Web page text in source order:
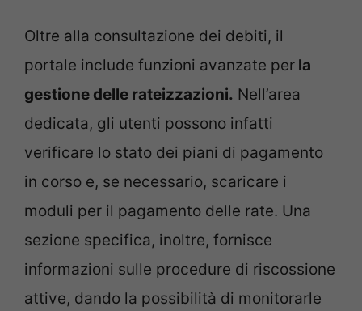
Oltre alla consultazione dei debiti, il
portale include funzioni avanzate per la
gestione delle rateizzazioni. Nell’area
dedicata, gli utenti possono infatti
verificare lo stato dei piani di pagamento
in corso e, se necessario, scaricare i
moduli per il pagamento delle rate. Una
sezione specifica, inoltre, fornisce
informazioni sulle procedure di riscossione
attive, dando la possibilità di monitorarle